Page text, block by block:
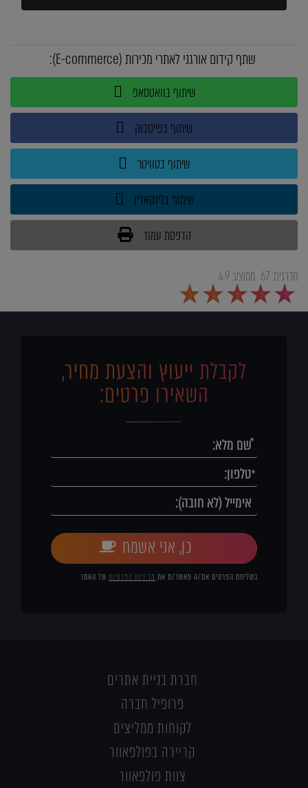
שתף קידום אורגני לאתרי מכירות (E-commerce):
שיתוף בוואטסאפ
שיתוף בפייסבוק
שיתוף בטוויטר
שיתוף בלינקאדין
הדפסת עמוד
מדרגים:67 ממוצע:4.9
1
2
3
4
5
לקבלת ייעוץ והצעת מחיר,
השאירו פרטים:
כן, אני אשמח
בשליחת הפרטים את/ה מאשר/ת את מדיניות הפרטיותשל האתר
חברת בניית אתרים
פרופיל חברה
לקוחות ממליצים
קריירה בפולפאוור
צוות פולפאוור